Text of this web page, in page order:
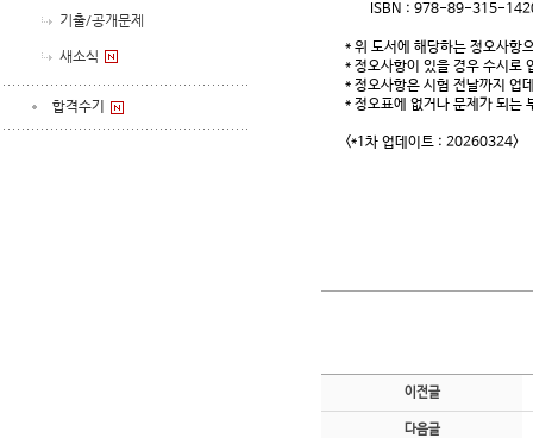
기출/공개문제
새소식
합격수기
ISBN : 978-89-315-
* 위 도서에 해당하는 정오사항
* 정오사항이 있을 경우 수시로
* 정오사항은 시험 전날까지 업
* 정오표에 없거나 문제가 되는
<*1차 업데이트 : 20260324>
이전글
다음글